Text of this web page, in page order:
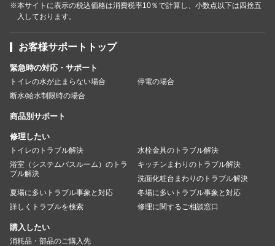
※本サイトに表示の税込価格は消費税率10％で計算し、小数点以下は四捨五
入しております。
お客様サポートトップ
緊急時の対応・サポート
トイレの水が止まらない場合
停電の場合
断水/給水制限時の場合
商品別サポート
修理したい
トイレのトラブル解決
水栓金具のトラブル解決
浴室（システムバスルーム）のトラ
ブル解決
キッチンまわりのトラブル解決
洗面化粧台まわりのトラブル解決
夏場に多いトラブル事象と対応
冬場に多いトラブル事象と対応
詳しくトラブルを検索
修理に関するご相談窓口
購入したい
消耗品・部品のご購入先